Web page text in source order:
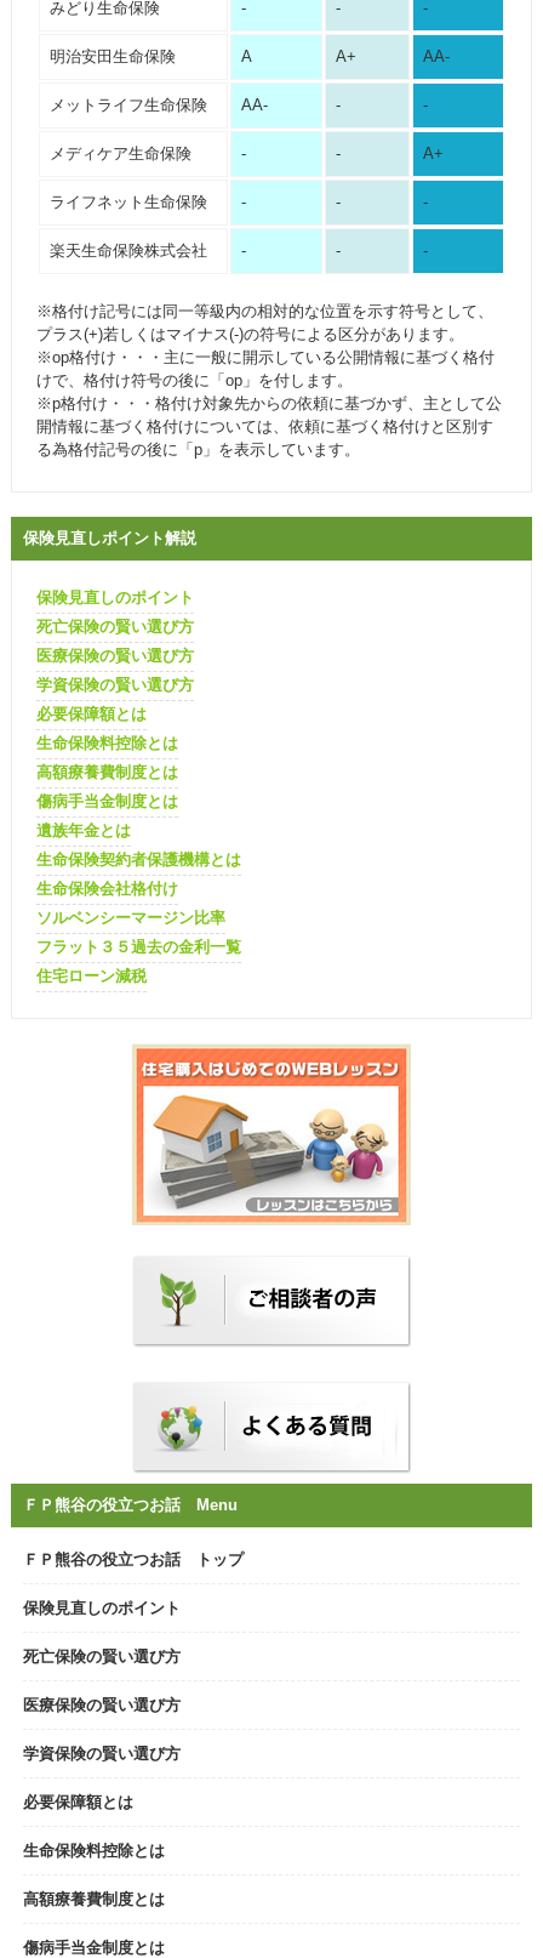
みどり生命保険 - - -
明治安田生命保険 A A+ AA-
メットライフ生命保険 AA- - -
メディケア生命保険 - - A+
ライフネット生命保険 - - -
楽天生命保険株式会社 - - -
※格付け記号には同一等級内の相対的な位置を示す符号として、
プラス(+)若しくはマイナス(-)の符号による区分があります。
※op格付け・・・主に一般に開示している公開情報に基づく格付
けで、格付け符号の後に「op」を付します。
※p格付け・・・格付け対象先からの依頼に基づかず、主として公
開情報に基づく格付けについては、依頼に基づく格付けと区別す
る為格付記号の後に「p」を表示しています。
保険見直しポイント解説
保険見直しのポイント
死亡保険の賢い選び方
医療保険の賢い選び方
学資保険の賢い選び方
必要保障額とは
生命保険料控除とは
高額療養費制度とは
傷病手当金制度とは
遺族年金とは
生命保険契約者保護機構とは
生命保険会社格付け
ソルベンシーマージン比率
フラット３５過去の金利一覧
住宅ローン減税
ＦＰ熊谷の役立つお話 Menu
ＦＰ熊谷の役立つお話 トップ
保険見直しのポイント
死亡保険の賢い選び方
医療保険の賢い選び方
学資保険の賢い選び方
必要保障額とは
生命保険料控除とは
高額療養費制度とは
傷病手当金制度とは